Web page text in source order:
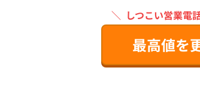
＼ しつこい営業電
最高値を